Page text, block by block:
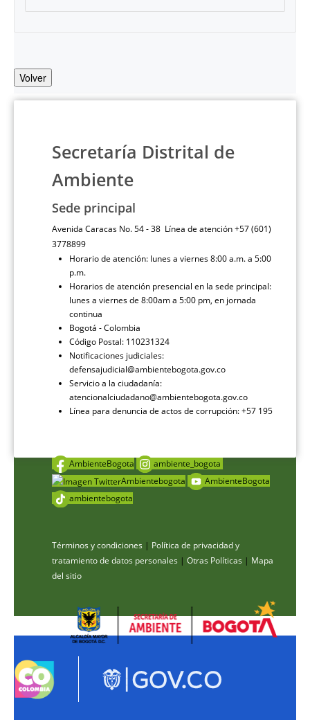
Volver
Secretaría Distrital de
Ambiente
Sede principal
Avenida Caracas No. 54 - 38 Línea de atención +57 (601)
3778899
Horario de atención: lunes a viernes 8:00 a.m. a 5:00
p.m.
Horarios de atención presencial en la sede principal:
lunes a viernes de 8:00am a 5:00 pm, en jornada
continua
Bogotá - Colombia
Código Postal: 110231324
Notificaciones judiciales:
defensajudicial@ambientebogota.gov.co
Servicio a la ciudadanía:
atencionalciudadano@ambientebogota.gov.co
Línea para denuncia de actos de corrupción: +57 195
AmbienteBogota
ambiente_bogota
Ambientebogota
AmbienteBogota
ambientebogota
Términos y condiciones | Política de privacidad y
tratamiento de datos personales | Otras Políticas | Mapa
del sitio